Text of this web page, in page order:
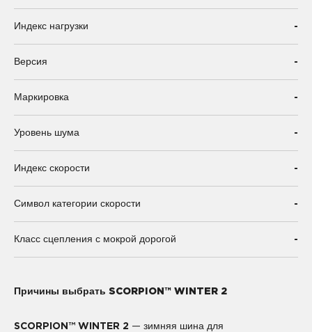
Индекс нагрузки -
Версия -
Маркировка -
Уровень шума -
Индекс скорости -
Символ категории скорости -
Класс сцепления с мокрой дорогой -
Причины выбрать SCORPION™ WINTER 2
SCORPION™ WINTER 2 — зимняя шина для